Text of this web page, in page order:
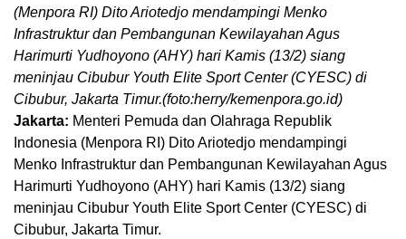
(Menpora RI) Dito Ariotedjo mendampingi Menko
Infrastruktur dan Pembangunan Kewilayahan Agus
Harimurti Yudhoyono (AHY) hari Kamis (13/2) siang
meninjau Cibubur Youth Elite Sport Center (CYESC) di
Cibubur, Jakarta Timur.(foto:herry/kemenpora.go.id)
Jakarta: Menteri Pemuda dan Olahraga Republik
Indonesia (Menpora RI) Dito Ariotedjo mendampingi
Menko Infrastruktur dan Pembangunan Kewilayahan Agus
Harimurti Yudhoyono (AHY) hari Kamis (13/2) siang
meninjau Cibubur Youth Elite Sport Center (CYESC) di
Cibubur, Jakarta Timur.